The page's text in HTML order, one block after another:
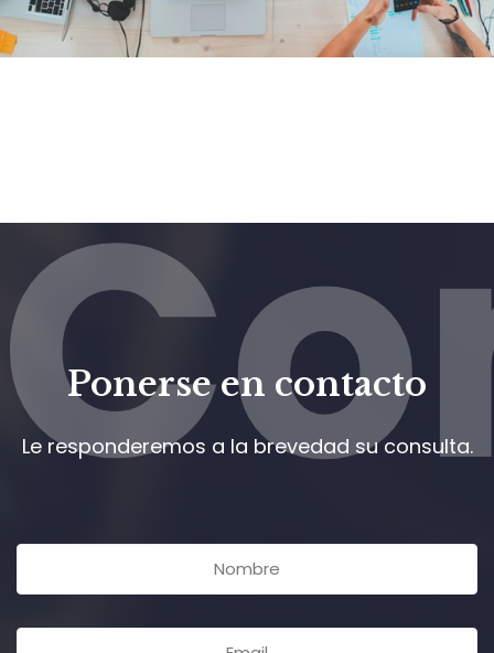
Ponerse en contacto
Le responderemos a la brevedad su consulta.